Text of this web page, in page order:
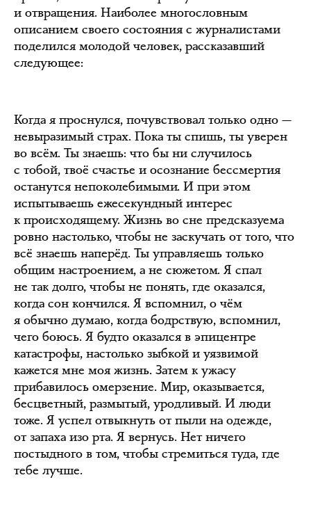
и отвращения. Наиболее многословным
описанием своего состояния с журналистами
поделился молодой человек, рассказавший
следующее:
Когда я проснулся, почувствовал только одно —
невыразимый страх. Пока ты спишь, ты уверен
во всём. Ты знаешь: что бы ни случилось
с тобой, твоё счастье и осознание бессмертия
останутся непоколебимыми. И при этом
испытываешь ежесекундный интерес
к происходящему. Жизнь во сне предсказуема
ровно настолько, чтобы не заскучать от того, что
всё знаешь наперёд. Ты управляешь только
общим настроением, а не сюжетом. Я спал
не так долго, чтобы не понять, где оказался,
когда сон кончился. Я вспомнил, о чём
я обычно думаю, когда бодрствую, вспомнил,
чего боюсь. Я будто оказался в эпицентре
катастрофы, настолько зыбкой и уязвимой
кажется мне моя жизнь. Затем к ужасу
прибавилось омерзение. Мир, оказывается,
бесцветный, размытый, уродливый. И люди
тоже. Я успел отвыкнуть от пыли на одежде,
от запаха изо рта. Я вернусь. Нет ничего
постыдного в том, чтобы стремиться туда, где
тебе лучше.